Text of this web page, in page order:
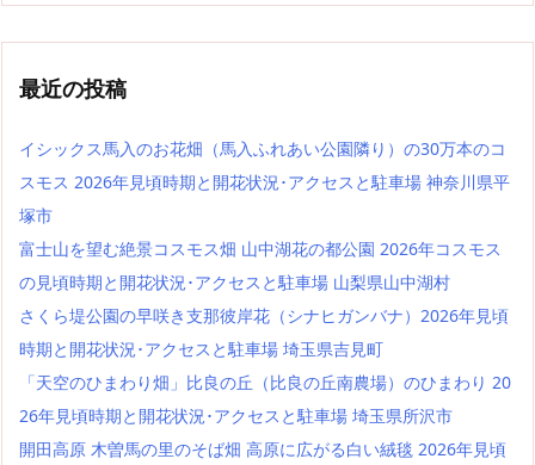
最近の投稿
イシックス馬入のお花畑（馬入ふれあい公園隣り）の30万本のコ
スモス 2026年見頃時期と開花状況･アクセスと駐車場 神奈川県平
塚市
富士山を望む絶景コスモス畑 山中湖花の都公園 2026年コスモス
の見頃時期と開花状況･アクセスと駐車場 山梨県山中湖村
さくら堤公園の早咲き支那彼岸花（シナヒガンバナ）2026年見頃
時期と開花状況･アクセスと駐車場 埼玉県吉見町
「天空のひまわり畑」比良の丘（比良の丘南農場）のひまわり 20
26年見頃時期と開花状況･アクセスと駐車場 埼玉県所沢市
開田高原 木曽馬の里のそば畑 高原に広がる白い絨毯 2026年見頃